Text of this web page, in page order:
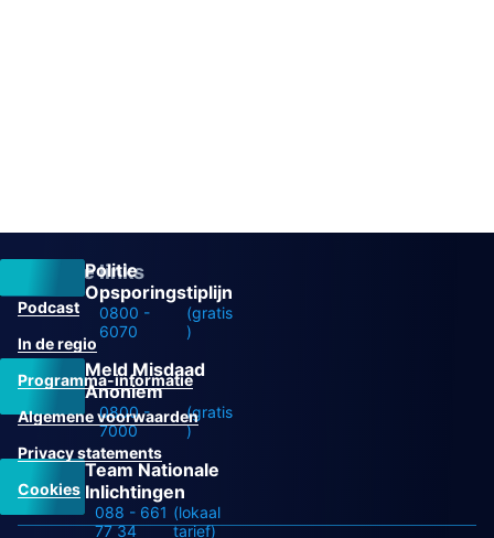
Politie
Opsporingstiplijn
0800 -
6070
(gratis
)
Meld Misdaad
Anoniem
0800 -
7000
(gratis
)
Team Nationale
Inlichtingen
088 - 661
77 34
(lokaal
tarief)
Overige links
Podcast
In de regio
Programma-informatie
Algemene voorwaarden
Privacy statements
Cookies